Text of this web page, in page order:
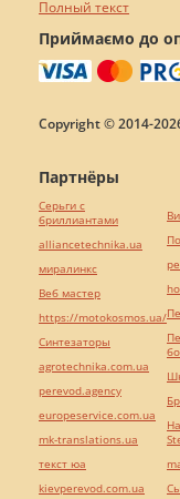
Полный текст
Приймаємо до
Copyright © 2014-
Партнёры
Серьги с
бриллиантами
alliancetechnika.ua
миралинкс
Веб мастер
https://motokosmos.ua/
Синтезаторы
agrotechnika.com.ua
perevod.agency
europeservice.com.ua
mk-translations.ua
текст юа
kievperevod.com.ua